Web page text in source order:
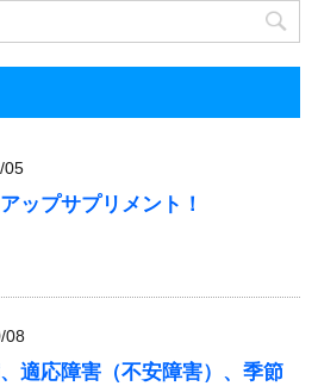
05
ップサプリメント！
08
適応障害（不安障害）、季節